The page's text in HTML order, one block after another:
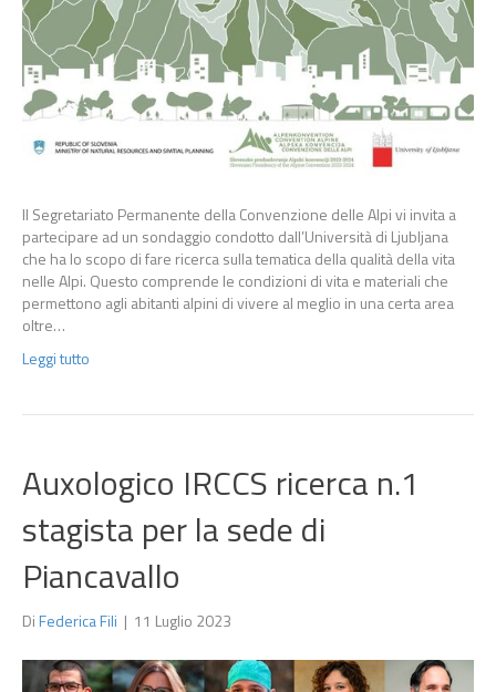
Il Segretariato Permanente della Convenzione delle Alpi vi invita a
partecipare ad un sondaggio condotto dall’Università di Ljubljana
che ha lo scopo di fare ricerca sulla tematica della qualità della vita
nelle Alpi. Questo comprende le condizioni di vita e materiali che
permettono agli abitanti alpini di vivere al meglio in una certa area
oltre…
Leggi tutto
Auxologico IRCCS ricerca n.1
stagista per la sede di
Piancavallo
DiFederica Fili | 11 Luglio 2023